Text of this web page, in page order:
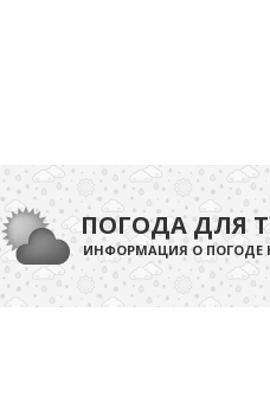
ПОГОДА ДЛЯ
ИНФОРМАЦИЯ О ПОГОДЕ